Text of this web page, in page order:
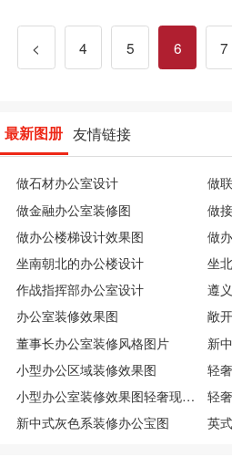
< 4 5 6 7
最新图册 友情链接
做石材办公室设计
做
做金融办公室装修图
做
做办公楼梯设计效果图
做
坐南朝北的办公楼设计
坐
作战指挥部办公室设计
遵
办公室装修效果图
敞
董事长办公室装修风格图片
新
小型办公区域装修效果图
轻
小型办公室装修效果图轻奢现代图
轻
新中式灰色系装修办公宝图
英